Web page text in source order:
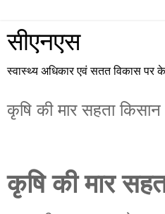
सीएनएस
स्वास्थ्य अधिकार एवं सतत विकास पर
कृषि की मार सहता किसान
कृषि की मार